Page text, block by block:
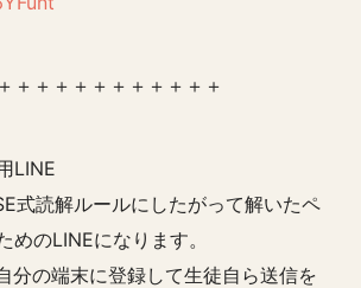
＋＋＋＋＋＋＋＋＋＋＋
LINE
式読解ルールにしたがって解いたペ
めのLINEになります。
分の端末に登録して生徒自ら送信を